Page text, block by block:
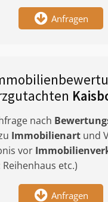
Anfragen
nach
Immobilienart und
vor
etc.)
Anfragen